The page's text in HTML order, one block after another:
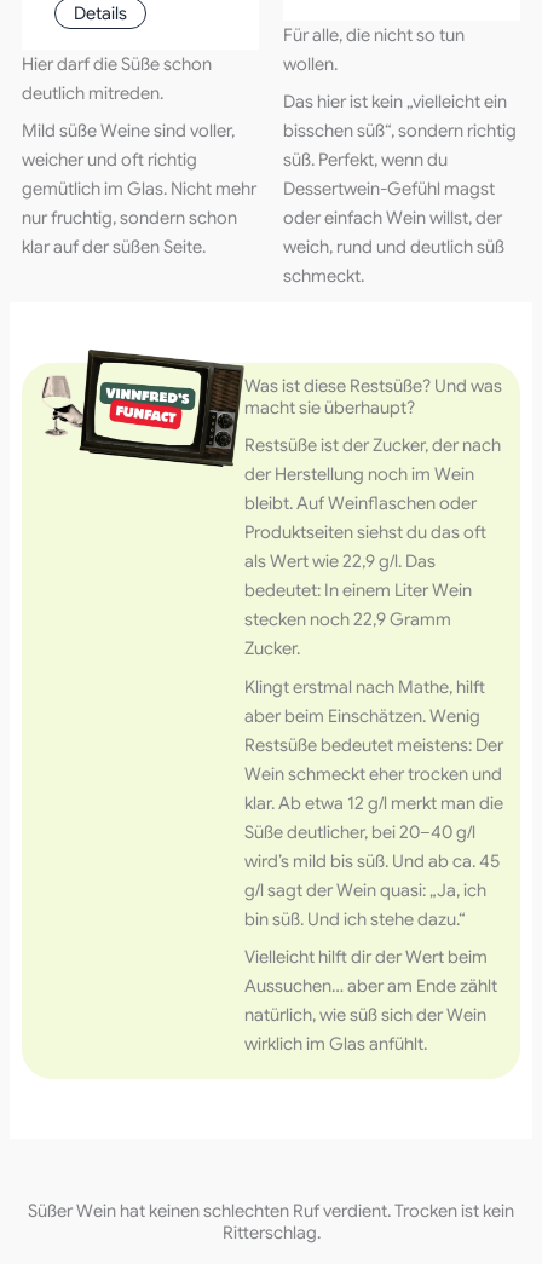
Details
Hier darf die Süße schon
deutlich mitreden.
Mild süße Weine sind voller,
weicher und oft richtig
gemütlich im Glas. Nicht mehr
nur fruchtig, sondern schon
klar auf der süßen Seite.
Für alle, die nicht so tun
wollen.
Das hier ist kein „vielleicht ein
bisschen süß“, sondern richtig
süß. Perfekt, wenn du
Dessertwein-Gefühl magst
oder einfach Wein willst, der
weich, rund und deutlich süß
schmeckt.
Was ist diese Restsüße? Und was
macht sie überhaupt?
Restsüße ist der Zucker, der nach
der Herstellung noch im Wein
bleibt. Auf Weinflaschen oder
Produktseiten siehst du das oft
als Wert wie 22,9 g/l. Das
bedeutet: In einem Liter Wein
stecken noch 22,9 Gramm
Zucker.
Klingt erstmal nach Mathe, hilft
aber beim Einschätzen. Wenig
Restsüße bedeutet meistens: Der
Wein schmeckt eher trocken und
klar. Ab etwa 12 g/l merkt man die
Süße deutlicher, bei 20–40 g/l
wird’s mild bis süß. Und ab ca. 45
g/l sagt der Wein quasi: „Ja, ich
bin süß. Und ich stehe dazu.“
Vielleicht hilft dir der Wert beim
Aussuchen… aber am Ende zählt
natürlich, wie süß sich der Wein
wirklich im Glas anfühlt.
Süßer Wein hat keinen schlechten Ruf verdient. Trocken ist kein
Ritterschlag.